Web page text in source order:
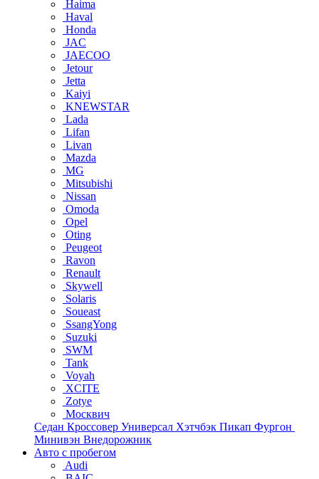
Haima
Haval
Honda
JAC
JAECOO
Jetour
Jetta
Kaiyi
KNEWSTAR
Lada
Lifan
Livan
Mazda
MG
Mitsubishi
Nissan
Omoda
Opel
Oting
Peugeot
Ravon
Renault
Skywell
Solaris
Soueast
SsangYong
Suzuki
SWM
Tank
Voyah
XCITE
Zotye
Москвич
Седан Кроссовер Универсал Хэтчбэк Пикап Фургон
Минивэн Внедорожник
Авто с пробегом
Audi